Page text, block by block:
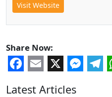
Visit Website
Share Now:
Facebook
Email
X
Latest Articles